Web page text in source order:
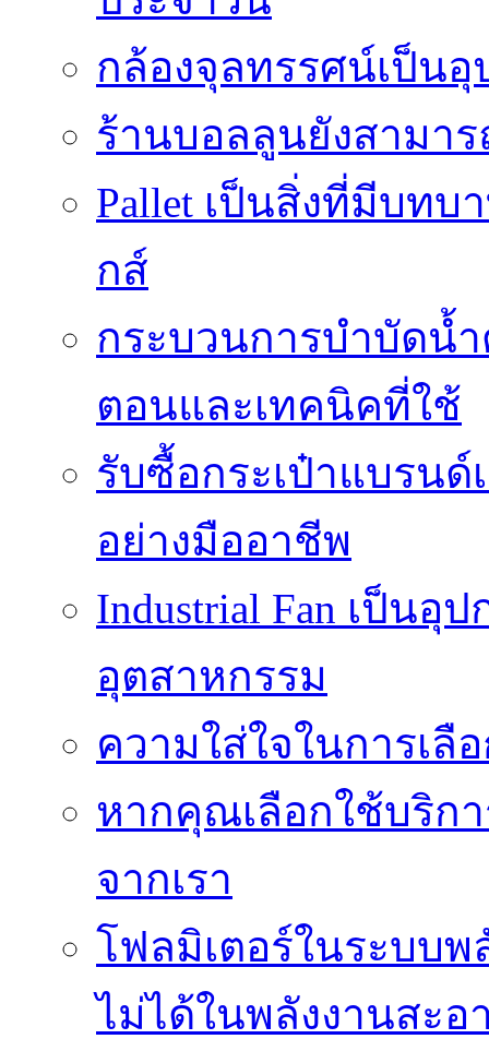
กล้องจุลทรรศน์เป็น
ร้านบอลลูนยังสามาร
Pallet เป็นสิ่งที่มีบท
กส์
กระบวนการบำบัดน้
ตอนและเทคนิคที่ใช้
รับซื้อกระเป๋าแบรนด์
อย่างมืออาชีพ
Industrial Fan เป็น
อุตสาหกรรม
ความใส่ใจในการเ
หากคุณเลือกใช้บริก
จากเรา
โฟลมิเตอร์ในระบบ
ไม่ได้ในพลังงานสะอ